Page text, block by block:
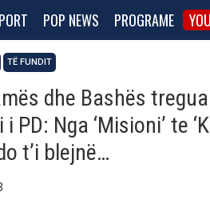
POP NEWS PROGRAME
TË FUNDIT
dhe Bashës
PD: Nga ‘Misioni’ te
t’i blejnë…